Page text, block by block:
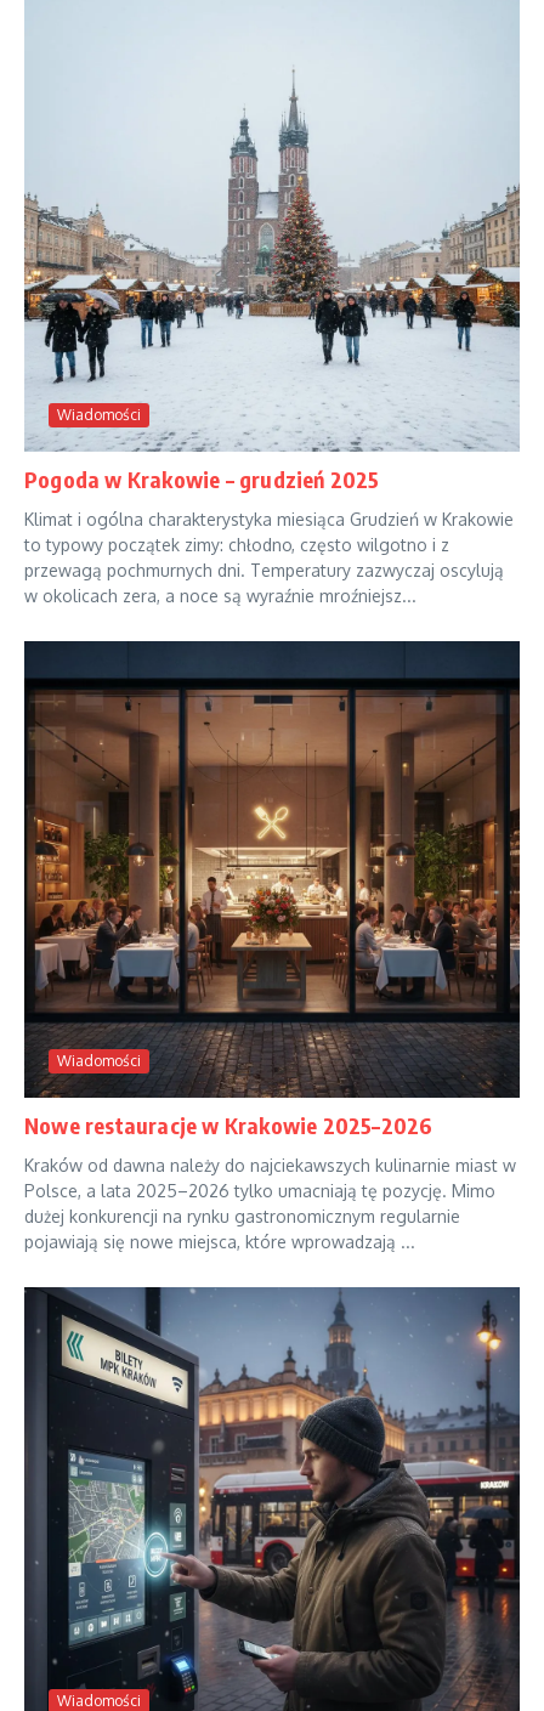
Wiadomości
Pogoda w Krakowie – grudzień 2025
Klimat i ogólna charakterystyka miesiąca Grudzień w Krakowie
to typowy początek zimy: chłodno, często wilgotno i z
przewagą pochmurnych dni. Temperatury zazwyczaj oscylują
w okolicach zera, a noce są wyraźnie mroźniejsz...
Wiadomości
Nowe restauracje w Krakowie 2025–2026
Kraków od dawna należy do najciekawszych kulinarnie miast w
Polsce, a lata 2025–2026 tylko umacniają tę pozycję. Mimo
dużej konkurencji na rynku gastronomicznym regularnie
pojawiają się nowe miejsca, które wprowadzają ...
Wiadomości